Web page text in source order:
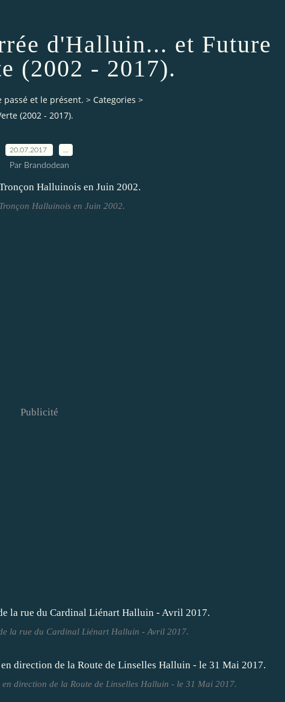
d'Halluin... et Future
(2002 - 2017).
passé et le présent. > Categories >
(2002 - 2017).
20.07.2017
Par Brandodean
Halluinois en Juin 2002.
Publicité
la rue du Cardinal Liénart Halluin - Avril 2017.
direction de la Route de Linselles Halluin - le 31 Mai 2017.